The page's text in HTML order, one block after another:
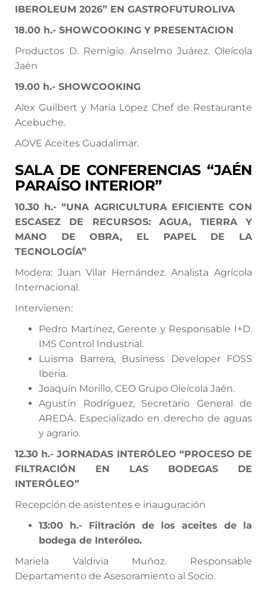
IBEROLEUM 2026” EN GASTROFUTUROLIVA
18.00 h.- SHOWCOOKING Y PRESENTACION
Productos D. Remigio. Anselmo Juárez. Oleícola
Jaén
19.00 h.- SHOWCOOKING
Alex Guilbert y María López Chef de Restaurante
Acebuche.
AOVE Aceites Guadalimar.
SALA DE CONFERENCIAS “JAÉN
PARAÍSO INTERIOR”
10.30 h.-“UNA AGRICULTURA EFICIENTE CON
ESCASEZ DE RECURSOS: AGUA, TIERRA Y
MANO DE OBRA, EL PAPEL DE LA
TECNOLOGÍA”
Modera: Juan Vilar Hernández. Analista Agrícola
Internacional.
Intervienen:
Pedro Martínez, Gerente y Responsable I+D.
IMS Control Industrial.
Luisma Barrera, Business Developer FOSS
Iberia.
Joaquín Morillo, CEO Grupo Oleícola Jaén.
Agustín Rodríguez, Secretario General de
AREDA. Especializado en derecho de aguas
y agrario.
12.30 h.- JORNADAS INTERÓLEO “PROCESO DE
FILTRACIÓN EN LAS BODEGAS DE
INTERÓLEO”
Recepción de asistentes e inauguración
13:00 h.- Filtración de los aceites de la
bodega de Interóleo.
Mariela Valdivia Muñoz. Responsable
Departamento de Asesoramiento al Socio.